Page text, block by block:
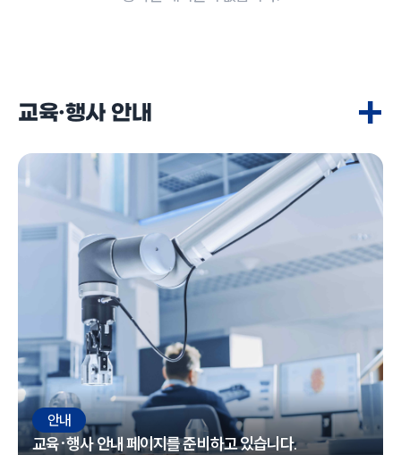
교육·행사 안내 +
안내
교육·행사 안내 페이지를 준비하고 있습니다.